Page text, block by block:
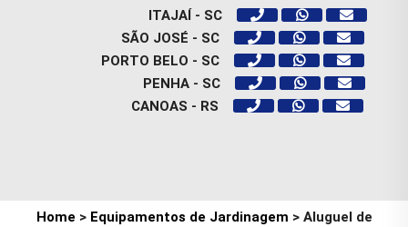
ITAJAÍ - SC
SÃO JOSÉ - SC
PORTO BELO - SC
PENHA - SC
CANOAS - RS
Home > Equipamentos de Jardinagem > Aluguel de